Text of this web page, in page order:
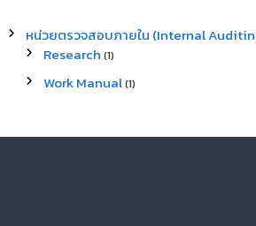
หน่วยตรวจสอบภายใน (Internal
Research (1)
Work Manual(1)